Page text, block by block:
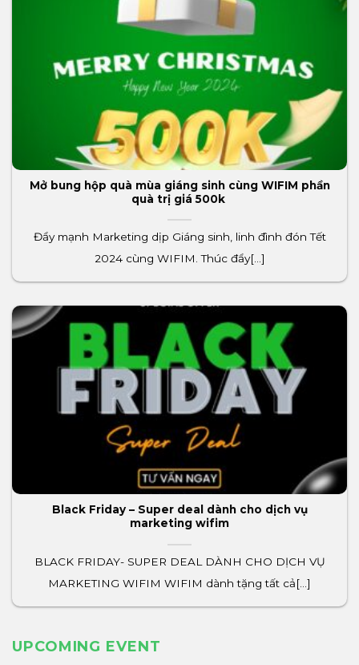
Mở bung hộp quà mùa giáng sinh cùng WIFIM phần
quà trị giá 500k
Đẩy mạnh Marketing dịp Giáng sinh, linh đình đón Tết
2024 cùng WIFIM. Thúc đẩy[...]
Black Friday – Super deal dành cho dịch vụ
marketing wifim
BLACK FRIDAY- SUPER DEAL DÀNH CHO DỊCH VỤ
MARKETING WIFIM WIFIM dành tặng tất cả[...]
UPCOMING EVENT